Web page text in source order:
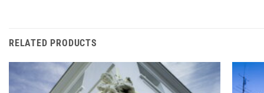
RELATED PRODUCTS